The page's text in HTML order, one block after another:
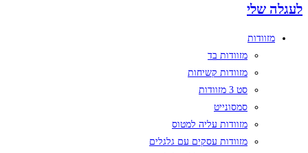
לעגלה שלי
מזוודות
מזוודות בד
מזוודות קשיחות
סט 3 מזוודות
סמסונייט
מזוודות עליה למטוס
מזוודות עסקים עם גלגלים